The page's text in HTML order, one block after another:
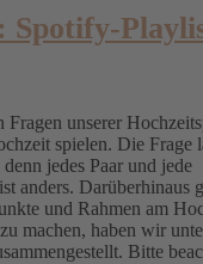
Spotify-
Fragen unserer
spielen. Die Frage
jedes Paar und jede
anders. Darüberhinaus
und Rahmen am
machen, haben wir
Bitte